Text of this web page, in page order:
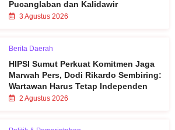
Pucanglaban dan Kalidawir
3 Agustus 2026
Berita Daerah
HIPSI Sumut Perkuat Komitmen Jaga
Marwah Pers, Dodi Rikardo Sembiring:
Wartawan Harus Tetap Independen
2 Agustus 2026